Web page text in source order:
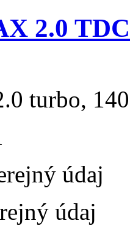
2.0
turbo,
údaj
údaj